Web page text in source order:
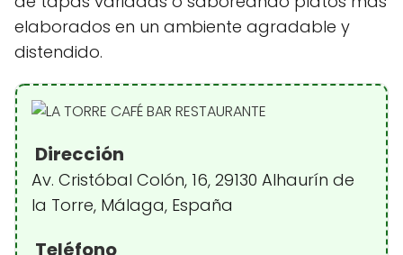
elaborados en un ambiente agradable y
distendido.
Dirección
Av. Cristóbal Colón, 16, 29130 Alhaurín de
la Torre, Málaga, España
Teléfono